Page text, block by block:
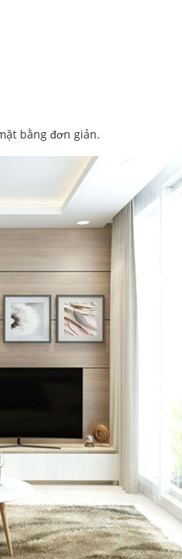
bằng đơn giản.